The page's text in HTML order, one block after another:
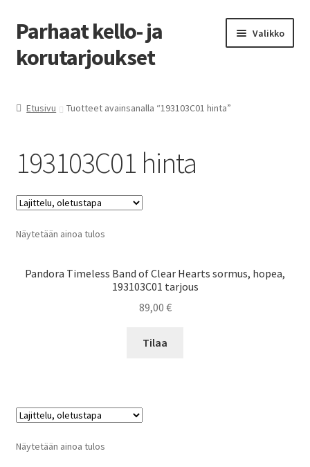
Siirry
navigointiin
Siirry
sisältöön
Parhaat kello- ja
korutarjoukset
Valikko
Etusivu Tuotteet avainsanalla “193103C01 hinta”
193103C01 hinta
Näytetään ainoa tulos
Pandora Timeless Band of Clear Hearts sormus, hopea,
193103C01 tarjous
89,00 €
Tilaa
Näytetään ainoa tulos